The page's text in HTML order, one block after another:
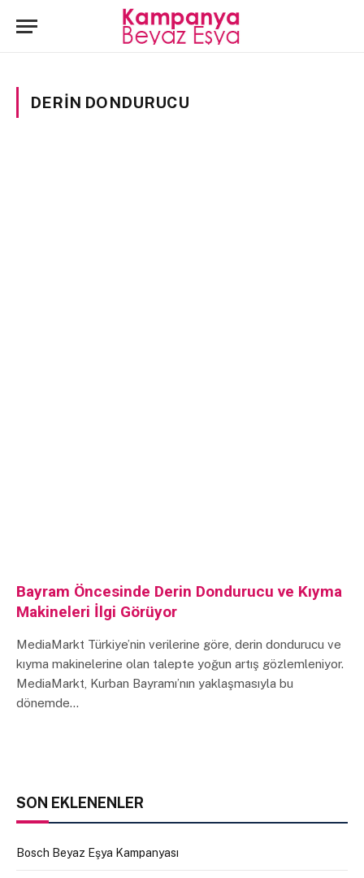
DERIN DONDURUCU
Bayram Öncesinde Derin Dondurucu ve Kıyma
Makineleri İlgi Görüyor
MediaMarkt Türkiye’nin verilerine göre, derin dondurucu ve
kıyma makinelerine olan talepte yoğun artış gözlemleniyor.
MediaMarkt, Kurban Bayramı’nın yaklaşmasıyla bu
dönemde…
SON EKLENENLER
Bosch Beyaz Eşya Kampanyası